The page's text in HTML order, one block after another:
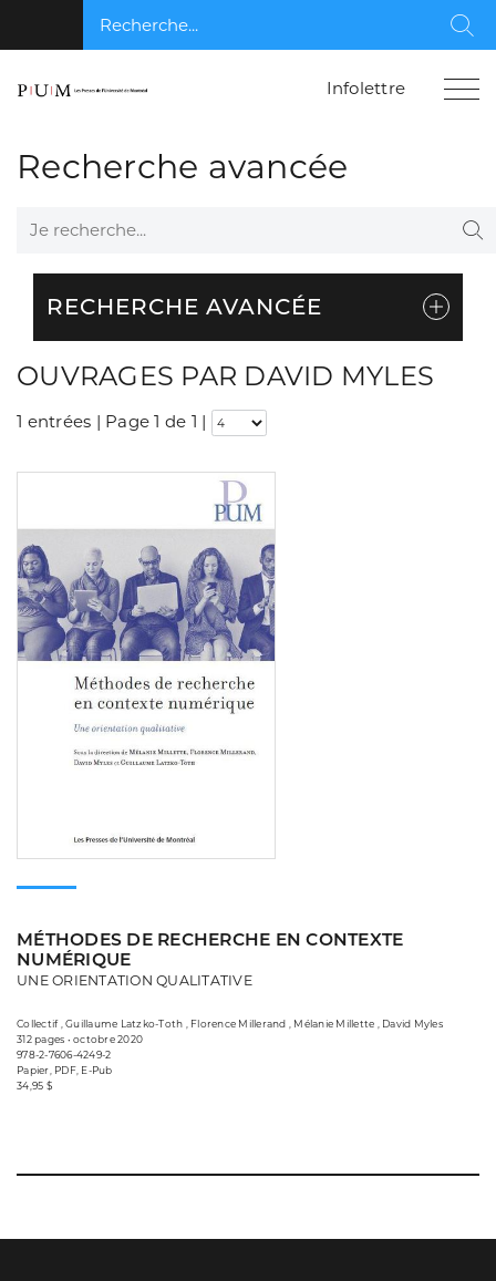
Recherche...
Infolettre
Recherche avancée
Je recherche...
RECHERCHE AVANCÉE
OUVRAGES PAR DAVID MYLES
1 entrées | Page 1 de 1 |
MÉTHODES DE RECHERCHE EN CONTEXTE
NUMÉRIQUE
UNE ORIENTATION QUALITATIVE
Collectif , Guillaume Latzko-Toth , Florence Millerand , Mélanie Millette , David Myles
312 pages • octobre 2020
978-2-7606-4249-2
Papier, PDF, E-Pub
34,95 $